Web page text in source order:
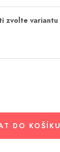
DO KOŠÍKU